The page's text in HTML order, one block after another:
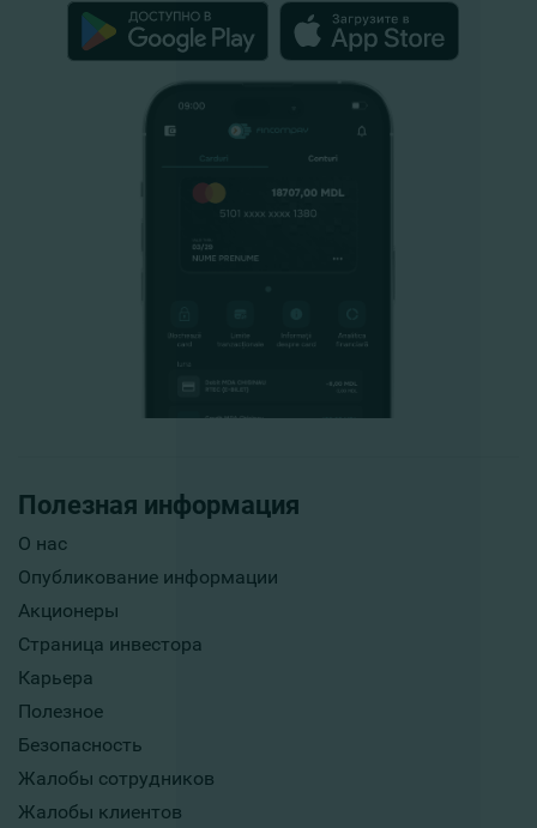
Полезная информация
О нас
Опубликование информации
Акционеры
Страница инвестора
Карьера
Полезное
Безопасность
Жалобы сотрудников
Жалобы клиентов